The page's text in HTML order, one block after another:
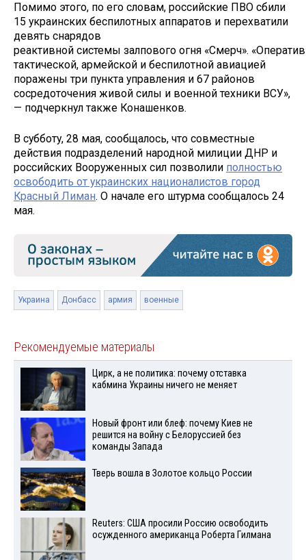
Помимо этого, по его словам, российские ПВО сбили
15 украинских беспилотных аппаратов и перехватили
девять снарядов
реактивной системы залпового огня «Смерч».
тактической, армейской и беспилотной авиацией
поражены три пункта управления и 67 районов
сосредоточения живой силы и военной техники ВСУ»,
— подчеркнул также Конашенков.
В субботу, 28 мая, сообщалось, что совместные
действия подразделений народной милиции ДНР и
российских Вооруженных сил позволили полностью
освободить от украинских националистов город
Красный Лиман. О начале его штурма сообщалось 24
мая.
Украина Донбасс армия военные
Рекомендуемые материалы
Цирк, а не политика: почему отставка
кабмина Украины ничего не меняет
Новый фронт или блеф: почему Киев не
решится на войну с Белоруссией без
команды Запада
Тверь вошла в Золотое кольцо России
Reuters: США просили Россию освободить
осужденного американца Роберта Гилмана